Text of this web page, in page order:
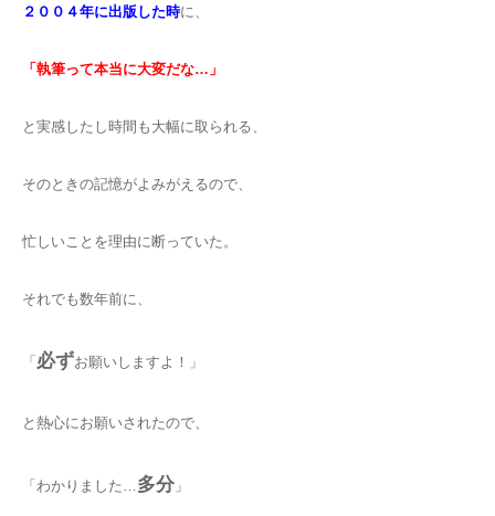
２００４年に出版した時に、
「執筆って本当に大変だな…」
と実感したし時間も大幅に取られる、
そのときの記憶がよみがえるので、
忙しいことを理由に断っていた。
それでも数年前に、
「必ずお願いしますよ！」
と熱心にお願いされたので、
「わかりました… 多分 」